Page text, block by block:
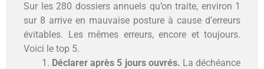
Sur les 280 dossiers annuels qu’on traite, environ 1
sur 8 arrive en mauvaise posture à cause d’erreurs
évitables. Les mêmes erreurs, encore et toujours.
Voici le top 5.
Déclarer après 5 jours ouvrés. La déchéance